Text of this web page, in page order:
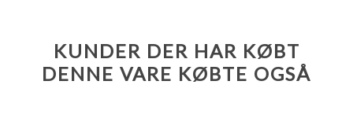
KUNDER DER HAR KØBT
DENNE VARE KØBTE OGSÅ